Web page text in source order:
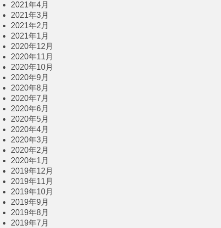
2021年4月
2021年3月
2021年2月
2021年1月
2020年12月
2020年11月
2020年10月
2020年9月
2020年8月
2020年7月
2020年6月
2020年5月
2020年4月
2020年3月
2020年2月
2020年1月
2019年12月
2019年11月
2019年10月
2019年9月
2019年8月
2019年7月